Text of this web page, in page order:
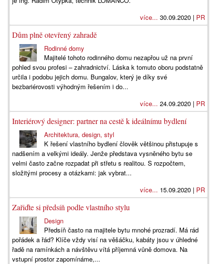
více... 30.09.2020 | PR
Dům plně otevřený zahradě
Rodinné domy
Majitelé tohoto rodinného domu nezapřou už na první
pohled svou profesi – zahradnictví. Láska k tomuto oboru podstatně
určila i podobu jejich domu. Bungalov, který je díky své
bezbariérovosti výhodným řešením i do...
více... 24.09.2020 | PR
Interiérový designer: partner na cestě k ideálnímu bydlení
Architektura, design, styl
K řešení vlastního bydlení člověk většinou přistupuje s
nadšením a velkými ideály. Jenže představa vysněného bytu se
velmi často začne rozpadat při střetu s realitou. S rozpočtem,
složitými procesy a otázkami: jak vybrat...
více... 15.09.2020 | PR
Zařiďte si předsíň podle vlastního stylu
Design
Předsíň často na majitele bytu mnohé prozradí. Má rád
pořádek a řád? Klíče vždy visí na věšáčku, kabáty jsou v úhledné
řadě na ramínkách a návštěvu vítá příjemná vůně domova. Na
vstupní prostor zapomínáme,...